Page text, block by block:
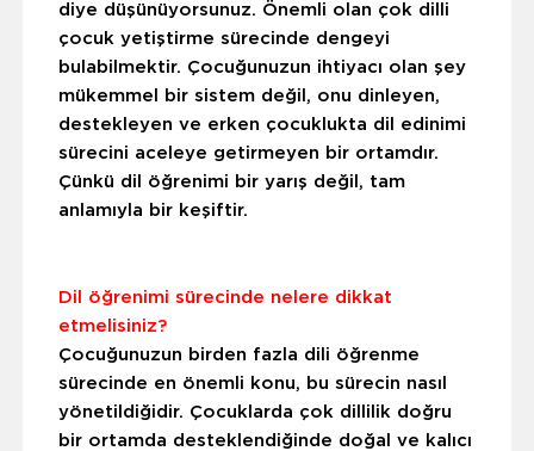
diye düşünüyorsunuz. Önemli olan çok dilli
çocuk yetiştirme sürecinde dengeyi
bulabilmektir. Çocuğunuzun ihtiyacı olan şey
mükemmel bir sistem değil, onu dinleyen,
destekleyen ve erken çocuklukta dil edinimi
sürecini aceleye getirmeyen bir ortamdır.
Çünkü dil öğrenimi bir yarış değil, tam
anlamıyla bir keşiftir.
Dil öğrenimi sürecinde nelere dikkat
etmelisiniz?
Çocuğunuzun birden fazla dili öğrenme
sürecinde en önemli konu, bu sürecin nasıl
yönetildiğidir. Çocuklarda çok dillilik doğru
bir ortamda desteklendiğinde doğal ve kalıcı